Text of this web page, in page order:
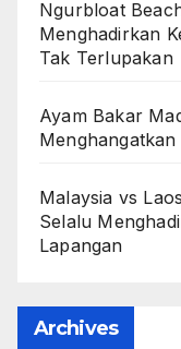
Ngurbloat
Menghadirkan
Tak Terlupakan
Ayam Bakar
Malaysia vs
Selalu
Lapangan
Archives